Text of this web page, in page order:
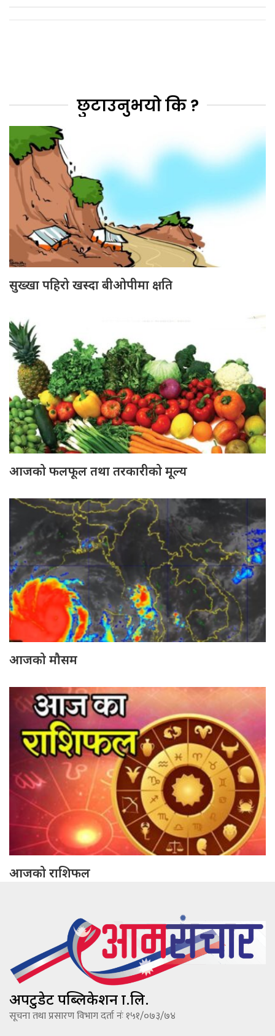
छुटाउनुभयो कि ?
सुख्खा पहिरो खस्दा बीओपीमा क्षति
आजको फलफूल तथा तरकारीको मूल्य
आजको मौसम
आजको राशिफल
अपटुडेट पब्लिकेशन प्रा.लि.
सूचना तथा प्रसारण विभाग दर्ता नंः १५१/०७३/७४